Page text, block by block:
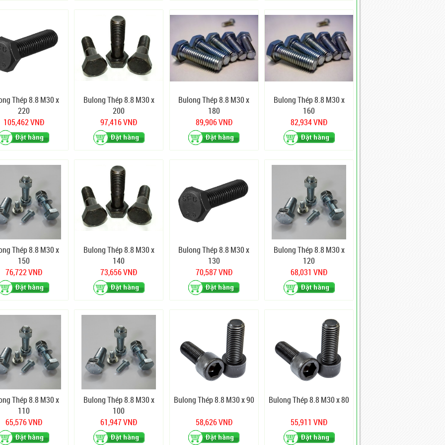
Thép 8.8 M30 x
220
105,462 VNĐ
Bulong Thép 8.8 M30 x
200
97,416 VNĐ
Bulong Thép 8.8 M30 x
180
89,906 VNĐ
Bulong Thép 8.8 M30 x
160
82,934 VNĐ
Thép 8.8 M30 x
150
76,722 VNĐ
Bulong Thép 8.8 M30 x
140
73,656 VNĐ
Bulong Thép 8.8 M30 x
130
70,587 VNĐ
Bulong Thép 8.8 M30 x
120
68,031 VNĐ
Thép 8.8 M30 x
110
65,576 VNĐ
Bulong Thép 8.8 M30 x
100
61,947 VNĐ
Bulong Thép 8.8 M30 x 90
58,626 VNĐ
Bulong Thép 8.8 M30 x 80
55,911 VNĐ